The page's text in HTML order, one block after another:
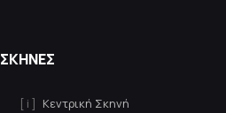
ΣΚΗΝΕΣ
Κεντρική Σκηνή